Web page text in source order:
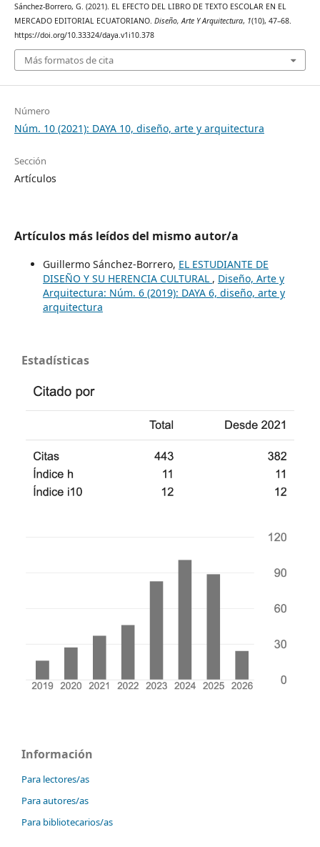
Sánchez-Borrero, G. (2021). EL EFECTO DEL LIBRO DE TEXTO ESCOLAR EN EL
MERCADO EDITORIAL ECUATORIANO. Diseño, Arte Y Arquitectura, 1(10), 47–68.
https://doi.org/10.33324/daya.v1i10.378
Más formatos de cita
Número
Núm. 10 (2021): DAYA 10, diseño, arte y arquitectura
Sección
Artículos
Artículos más leídos del mismo autor/a
Guillermo Sánchez-Borrero, EL ESTUDIANTE DE
DISEÑO Y SU HERENCIA CULTURAL , Diseño, Arte y
Arquitectura: Núm. 6 (2019): DAYA 6, diseño, arte y
arquitectura
Estadísticas
Información
Para lectores/as
Para autores/as
Para bibliotecarios/as